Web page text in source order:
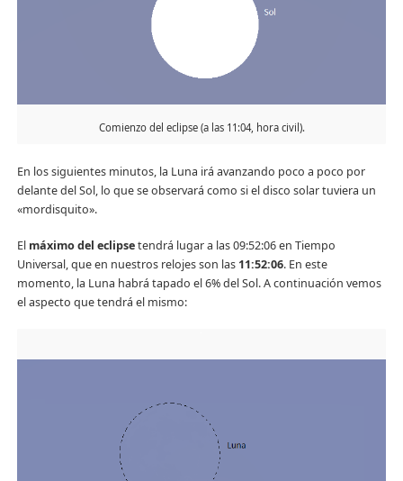
Comienzo del eclipse (a las 11:04, hora civil).
En los siguientes minutos, la Luna irá avanzando poco a poco por
delante del Sol, lo que se observará como si el disco solar tuviera un
«mordisquito».
El máximo del eclipsetendrá lugar a las 09:52:06 en Tiempo
Universal, que en nuestros relojes son las 11:52:06. En este
momento, la Luna habrá tapado el 6% del Sol. A continuación vemos
el aspecto que tendrá el mismo: